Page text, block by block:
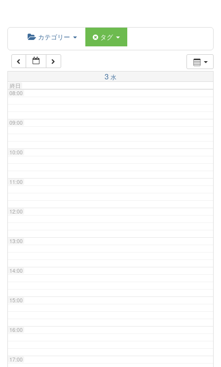
カテゴリー タグ
3 水
終日
07:00
08:00
09:00
10:00
11:00
12:00
13:00
14:00
15:00
16:00
17:00